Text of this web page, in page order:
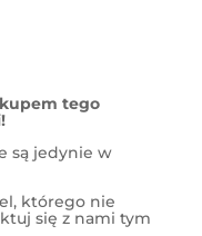
tego
są jedynie w
którego nie
się z nami tym